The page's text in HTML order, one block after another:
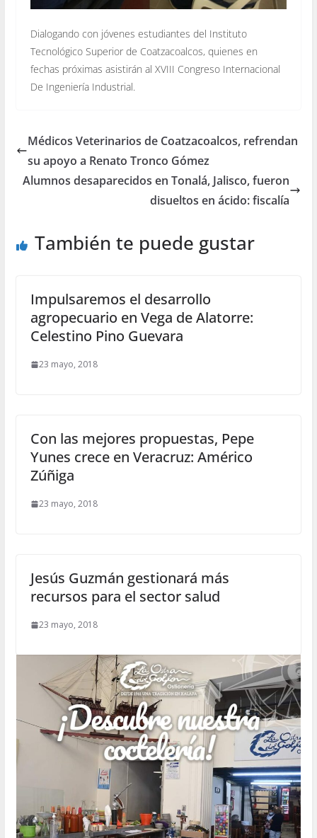
Dialogando con jóvenes estudiantes del Instituto
Tecnológico Superior de Coatzacoalcos, quienes en
fechas próximas asistirán al XVIII Congreso Internacional
De Ingeniería Industrial.
Médicos Veterinarios de Coatzacoalcos, refrendan
su apoyo a Renato Tronco Gómez
Alumnos desaparecidos en Tonalá, Jalisco, fueron
disueltos en ácido: fiscalía
También te puede gustar
Impulsaremos el desarrollo
agropecuario en Vega de Alatorre:
Celestino Pino Guevara
23 mayo, 2018
Con las mejores propuestas, Pepe
Yunes crece en Veracruz: Américo
Zúñiga
23 mayo, 2018
Jesús Guzmán gestionará más
recursos para el sector salud
23 mayo, 2018